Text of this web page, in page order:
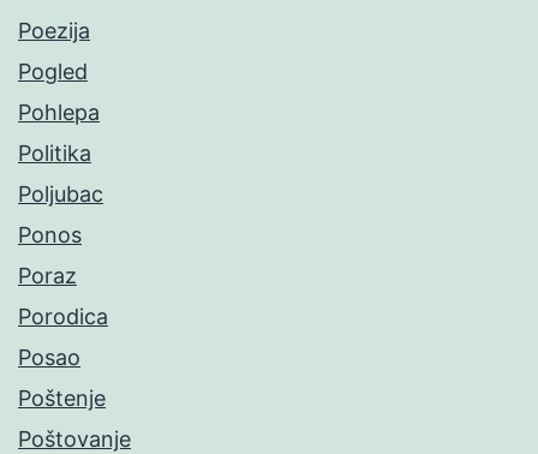
Poezija
Pogled
Pohlepa
Politika
Poljubac
Ponos
Poraz
Porodica
Posao
Poštenje
Poštovanje